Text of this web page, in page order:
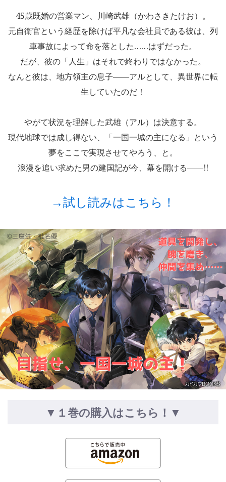
45歳既婚の営業マン、川崎武雄（かわさきたけお）。
元自衛官という経歴を除けば平凡な会社員である彼は、列
車事故によって命を落とした……はずだった。
だが、彼の「人生」はそれで終わりではなかった。
なんと彼は、地方領主の息子――アルとして、異世界に転
生していたのだ！
やがて状況を理解した武雄（アル）は決意する。
現代地球では成し得ない、「一国一城の主になる」という
夢をここで実現させてやろう、と。
浪漫を追い求めた男の建国記が今、幕を開ける――!!
→試し読みはこちら！
▼１巻の購入はこちら！▼